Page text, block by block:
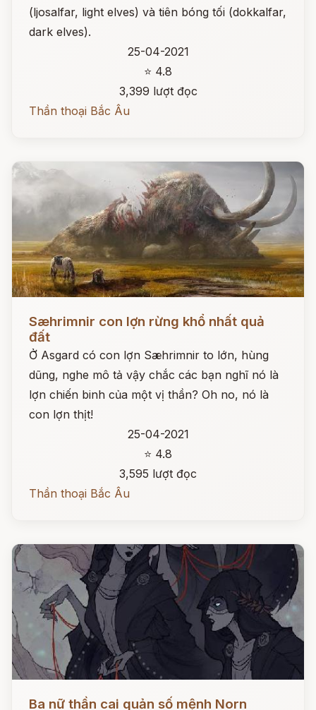
(ljosalfar, light elves) và tiên bóng tối (dokkalfar,
dark elves).
25-04-2021
⭐ 4.8
3,399 lượt đọc
Thần thoại Bắc Âu
Sæhrimnir con lợn rừng khổ nhất quả
đất
Ở Asgard có con lợn Sæhrimnir to lớn, hùng
dũng, nghe mô tả vậy chắc các bạn nghĩ nó là
lợn chiến binh của một vị thần? Oh no, nó là
con lợn thịt!
25-04-2021
⭐ 4.8
3,595 lượt đọc
Thần thoại Bắc Âu
Ba nữ thần cai quản số mệnh Norn